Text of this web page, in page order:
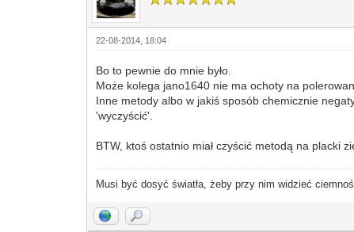
22-08-2014, 18:04
Bo to pewnie do mnie było.
Może kolega jano1640 nie ma ochoty na
Inne metody albo w jakiś sposób chemicznie
'wyczyścić'.
BTW, ktoś ostatnio miał czyścić metodą na placki
Musi być dosyć światła, żeby przy nim widzieć